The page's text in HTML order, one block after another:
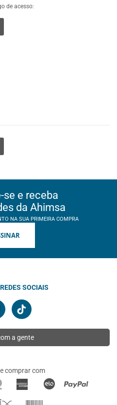
código de acesso:
se e receba
da Ahimsa
NA SUA PRIMEIRA COMPRA
SOCIAIS
a gente
comprar com